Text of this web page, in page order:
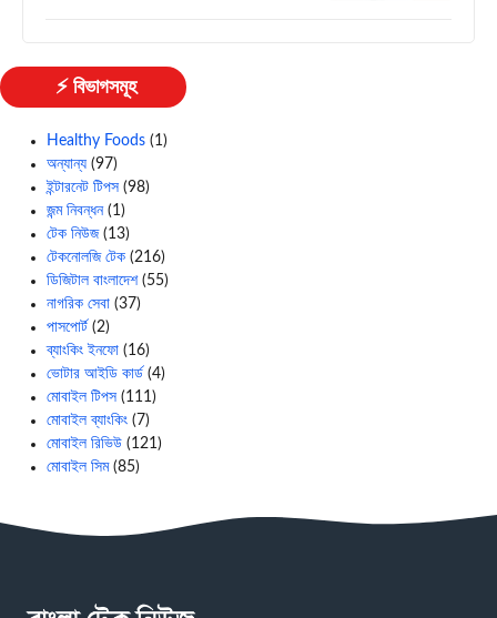
⚡ বিভাগসমূহ
Healthy Foods (1)
অন্যান্য (97)
ইন্টারনেট টিপস (98)
জন্ম নিবন্ধন(1)
টেক নিউজ(13)
টেকনোলজি টেক (216)
ডিজিটাল বাংলাদেশ(55)
নাগরিক সেবা (37)
পাসপোর্ট (2)
ব্যাংকিং ইনফো (16)
ভোটার আইডি কার্ড (4)
মোবাইল টিপস (111)
মোবাইল ব্যাংকিং (7)
মোবাইল রিভিউ (121)
মোবাইল সিম(85)